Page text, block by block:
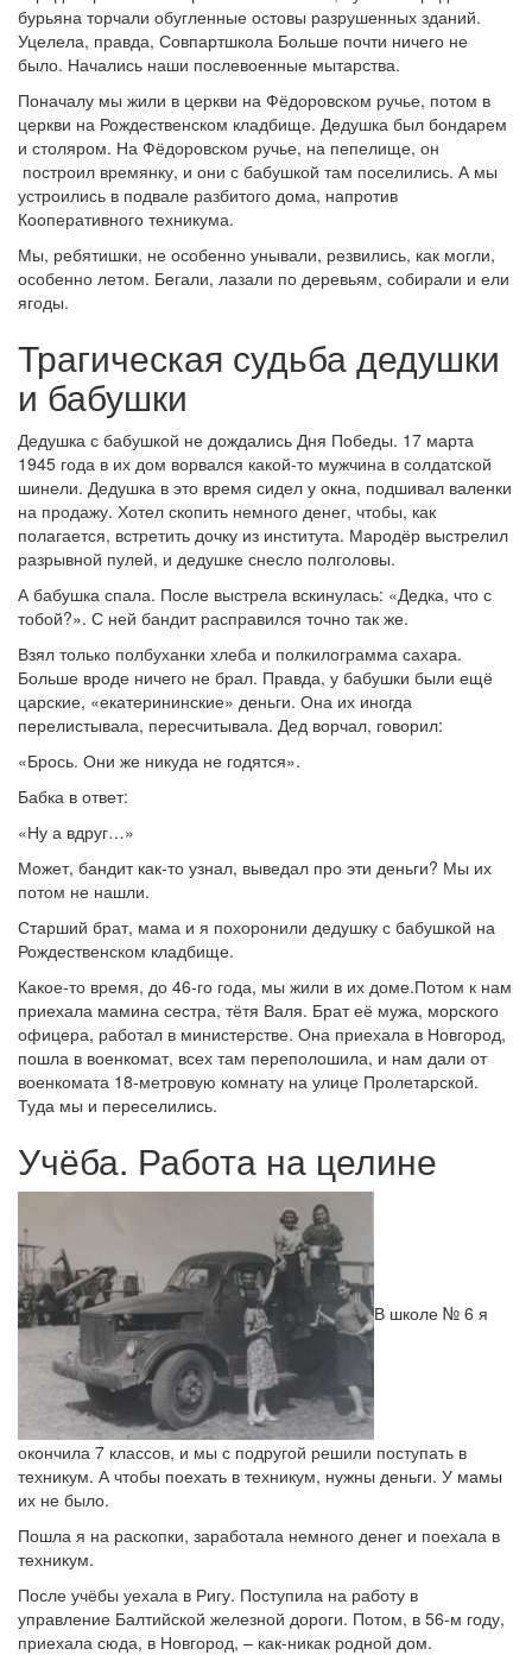
бурьяна торчали обугленные остовы разрушенных зданий.
Уцелела, правда, Совпартшкола Больше почти ничего не
было. Начались наши послевоенные мытарства.
Поначалу мы жили в церкви на Фёдоровском ручье, потом в
церкви на Рождественском кладбище. Дедушка был бондарем
и столяром. На Фёдоровском ручье, на пепелище, он
построил времянку, и они с бабушкой там поселились. А мы
устроились в подвале разбитого дома, напротив
Кооперативного техникума.
Мы, ребятишки, не особенно унывали, резвились, как могли,
особенно летом. Бегали, лазали по деревьям, собирали и ели
ягоды.
Трагическая судьба дедушки
и бабушки
Дедушка с бабушкой не дождались Дня Победы. 17 марта
1945 года в их дом ворвался какой-то мужчина в солдатской
шинели. Дедушка в это время сидел у окна, подшивал валенки
на продажу. Хотел скопить немного денег, чтобы, как
полагается, встретить дочку из института. Мародёр выстрелил
разрывной пулей, и дедушке снесло полголовы.
А бабушка спала. После выстрела вскинулась: «Дедка, что с
тобой?». С ней бандит расправился точно так же.
Взял только полбуханки хлеба и полкилограмма сахара.
Больше вроде ничего не брал. Правда, у бабушки были ещё
царские, «екатерининские» деньги. Она их иногда
перелистывала, пересчитывала. Дед ворчал, говорил:
«Брось. Они же никуда не годятся».
Бабка в ответ:
«Ну а вдруг…»
Может, бандит как-то узнал, выведал про эти деньги? Мы их
потом не нашли.
Старший брат, мама и я похоронили дедушку с бабушкой на
Рождественском кладбище.
Какое-то время, до 46-го года, мы жили в их доме.Потом к нам
приехала мамина сестра, тётя Валя. Брат её мужа, морского
офицера, работал в министерстве. Она приехала в Новгород,
пошла в военкомат, всех там переполошила, и нам дали от
военкомата 18-метровую комнату на улице Пролетарской.
Туда мы и переселились.
Учёба. Работа на целине
В школе № 6 я
окончила 7 классов, и мы с подругой решили поступать в
техникум. А чтобы поехать в техникум, нужны деньги. У мамы
их не было.
Пошла я на раскопки, заработала немного денег и поехала в
техникум.
После учёбы уехала в Ригу. Поступила на работу в
управление Балтийской железной дороги. Потом, в 56-м году,
приехала сюда, в Новгород, – как-никак родной дом.